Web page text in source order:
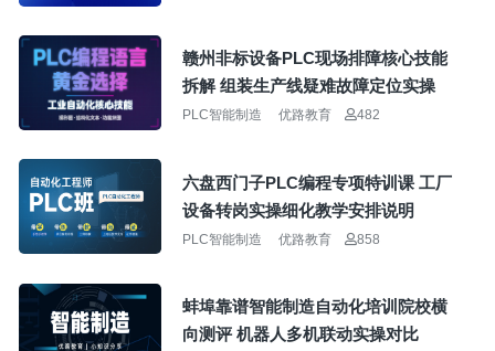
赣州非标设备PLC现场排障核心技能
拆解 组装生产线疑难故障定位实操
PLC智能制造 优路教育 482
六盘西门子PLC编程专项特训课 工厂
设备转岗实操细化教学安排说明
PLC智能制造 优路教育 858
蚌埠靠谱智能制造自动化培训院校横
向测评 机器人多机联动实操对比